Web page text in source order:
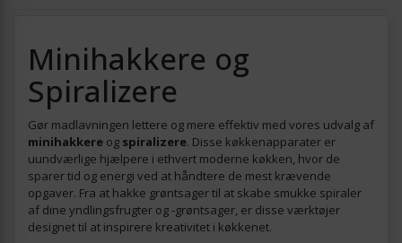
Minihakkere og
Spiralizere
Gør madlavningen lettere og mere effektiv med vores udvalg af
minihakkere og spiralizere. Disse køkkenapparater er
uundværlige hjælpere i ethvert moderne køkken, hvor de
sparer tid og energi ved at håndtere de mest krævende
opgaver. Fra at hakke grøntsager til at skabe smukke spiraler
af dine yndlingsfrugter og -grøntsager, er disse værktøjer
designet til at inspirere kreativitet i køkkenet.